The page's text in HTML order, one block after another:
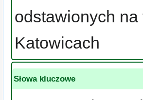
odstawionych na
Katowicach
Słowa kluczowe